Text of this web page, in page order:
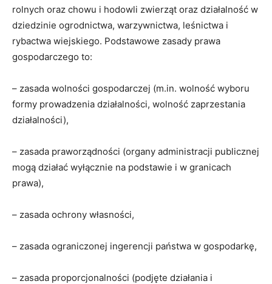
rolnych oraz chowu i hodowli zwierząt oraz działalność w
dziedzinie ogrodnictwa, warzywnictwa, leśnictwa i
rybactwa wiejskiego. Podstawowe zasady prawa
gospodarczego to:
– zasada wolności gospodarczej (m.in. wolność wyboru
formy prowadzenia działalności, wolność zaprzestania
działalności),
– zasada praworządności (organy administracji publicznej
mogą działać wyłącznie na podstawie i w granicach
prawa),
– zasada ochrony własności,
– zasada ograniczonej ingerencji państwa w gospodarkę,
– zasada proporcjonalności (podjęte działania i